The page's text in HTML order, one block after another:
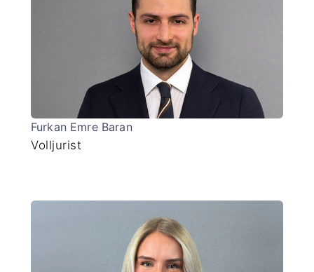
Furkan Emre Baran
Volljurist